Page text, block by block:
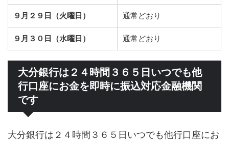
９月２９日（火曜日） 通常どおり
９月３０日（水曜日） 通常どおり
大分銀行は２４時間３６５日いつでも他
行口座にお金を即時に振込対応金融機関
です
大分銀行は２４時間３６５日いつでも他行口座にお